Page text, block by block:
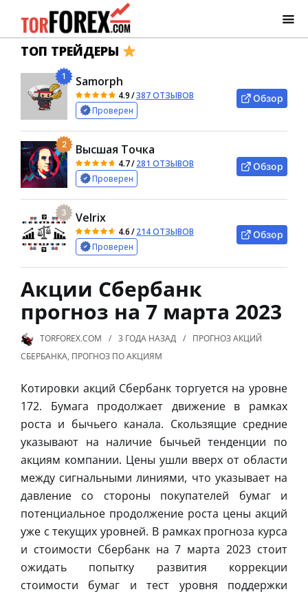
ТОП ТРЕЙДЕРЫ
1 Samorph
4.9/387 ОТЗЫВОВ
Проверен
Обзор
2 Высшая Точка
4.7/281 ОТЗЫВОВ
Проверен
Обзор
3 Velrix
4.6/214 ОТЗЫВОВ
Проверен
Обзор
Акции Сбербанк
прогноз на 7 марта 2023
TORFOREX.COM 3 ГОДА НАЗАД
ПРОГНОЗ АКЦИЙ
СБЕРБАНКА, ПРОГНОЗ ПО АКЦИЯМ
Котировки акций Сбербанк торгуется на уровне
172. Бумага продолжает движение в рамках
роста и бычьего канала. Скользящие средние
указывают на наличие бычьей тенденции по
акциям компании. Цены ушли вверх от области
между сигнальными линиями, что указывает на
давление со стороны покупателей бумаг и
потенциальное продолжение роста цены акций
уже с текущих уровней. В рамках прогноза курса
и стоимости Сбербанк на 7 марта 2023 стоит
ожидать попытку развития коррекции
стоимости бумаг и тест уровня поддержки